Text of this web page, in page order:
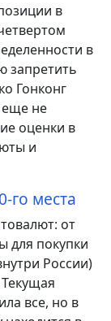
в
в
запретить
Гонконг
еще не
оценки в
и
го места
от
для покупки
России)
все, но в